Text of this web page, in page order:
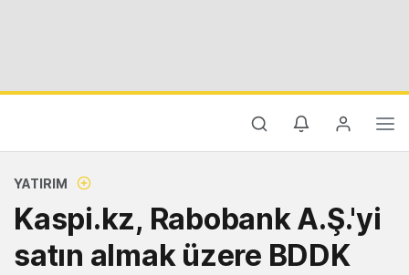
YATIRIM
Kaspi.kz, Rabobank A.Ş.'yi
satın almak üzere BDDK